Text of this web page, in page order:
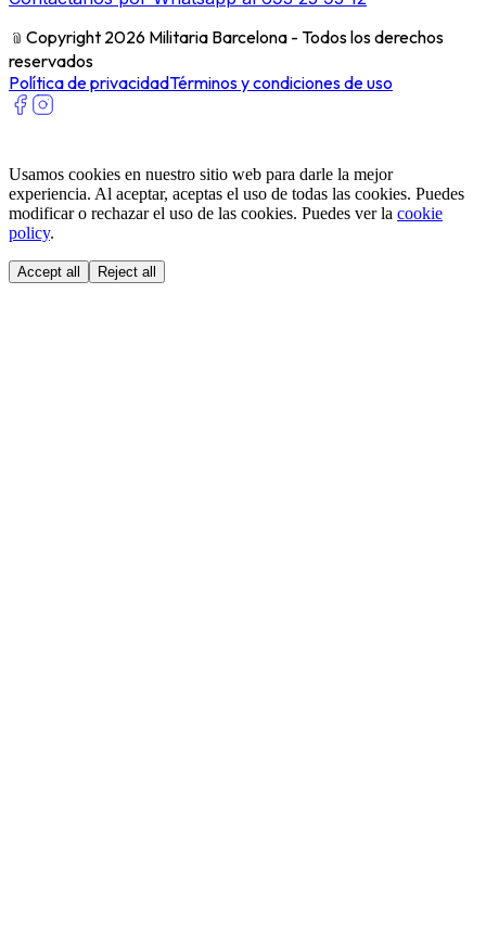
﹫ Copyright 2026 Militaria Barcelona - Todos los derechos
reservados
Política de privacidadTérminos y condiciones de uso
Usamos cookies en nuestro sitio web para darle la mejor
experiencia. Al aceptar, aceptas el uso de todas las cookies. Puedes
modificar o rechazar el uso de las cookies. Puedes ver la cookie
policy.
Accept all Reject all